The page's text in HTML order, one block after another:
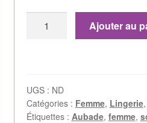
Ajouter au
UGS : ND
Catégories : Femme, Lingerie,
Étiquettes : Aubade, femme,